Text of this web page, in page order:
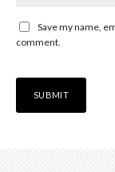
Save my name,
comment.